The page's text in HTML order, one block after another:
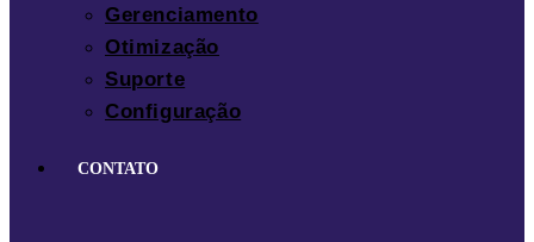
Gerenciamento
Otimização
Suporte
Configuração
CONTATO